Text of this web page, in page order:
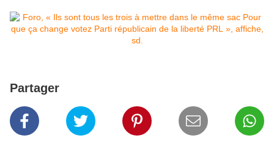
Partager